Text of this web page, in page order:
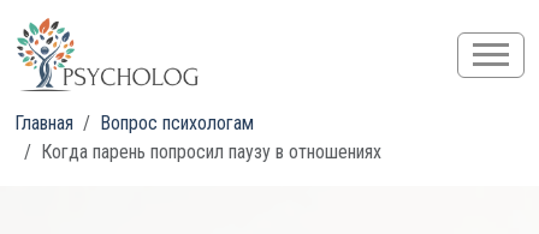
Главная
Вопрос психологам
Когда парень попросил паузу в отношениях